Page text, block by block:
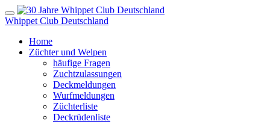
Whippet Club Deutschland
Home
Züchter und Welpen
häufige Fragen
Zuchtzulassungen
Deckmeldungen
Wurfmeldungen
Züchterliste
Deckrüdenliste